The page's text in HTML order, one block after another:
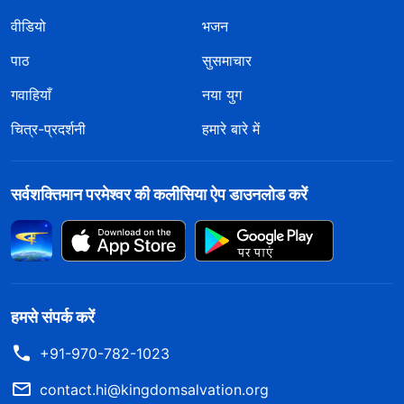
वीडियो
भजन
पाठ
सुसमाचार
गवाहियाँ
नया युग
चित्र-प्रदर्शनी
हमारे बारे में
सर्वशक्तिमान परमेश्वर की कलीसिया ऐप डाउनलोड करें
हमसे संपर्क करें
+91-970-782-1023
contact.hi@kingdomsalvation.org